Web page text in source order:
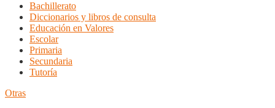
Bachillerato
Diccionarios y libros de consulta
Educación en Valores
Escolar
Primaria
Secundaria
Tutoría
Otras